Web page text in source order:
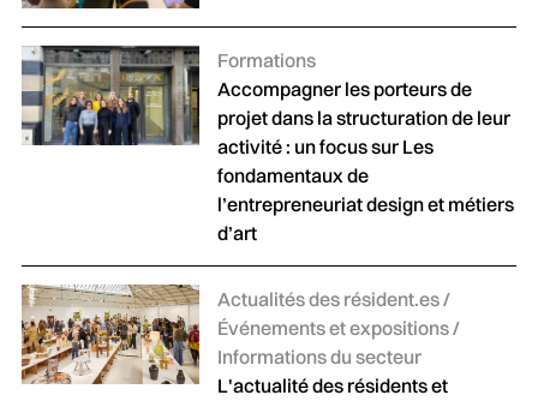
Catégories :
Formations
Accompagner les porteurs de
projet dans la structuration de leur
activité : un focus sur Les
fondamentaux de
l’entrepreneuriat design et métiers
d’art
Catégories :
Actualités des résident.es /
Événements et expositions /
Informations du secteur
L'actualité des résidents et